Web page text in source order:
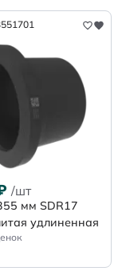
/шт
мм SDR17
удлиненная